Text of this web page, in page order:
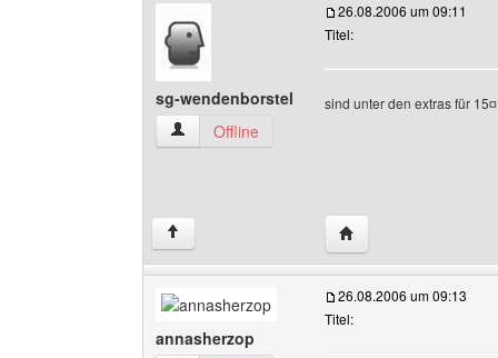
sg-wendenborstel
sg-wendenborstel Benutzer-Profile anzeigen
Offline
26.08.2006 um 09:11
Titel:
sind unter den extras für
↑ Website dieses
annasherzop
26.08.2006 um 09:13
Titel: